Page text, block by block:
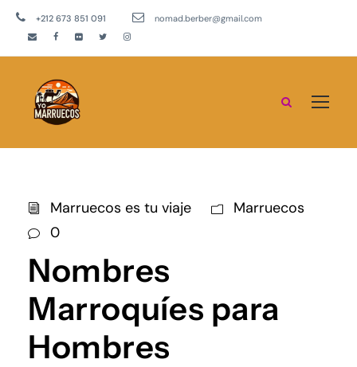
+212 673 851 091 nomad.berber@gmail.com
Marruecos es tu viaje
Marruecos
0
Nombres
Marroquíes para
Hombres